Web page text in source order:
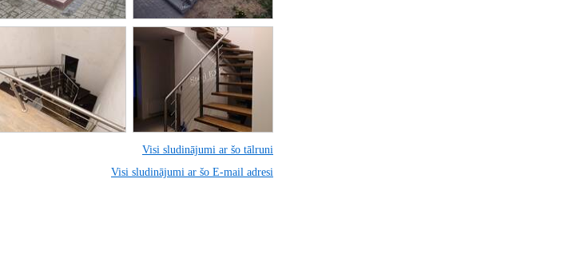
Visi sludinājumi ar šo tālruni
Visi sludinājumi ar šo E-mail adresi